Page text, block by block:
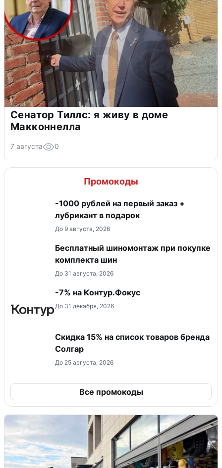
Сенатор Тиллс: я живу в доме
Макконнелла
7 августа 0
Промокоды
-1000 рублей на первый заказ +
лубрикант в подарок
До 9 августа, 2026
Бесплатный шиномонтаж при покупке
комплекта шин
До 31 августа, 2026
-7% на Контур.Фокус
До 31 декабря, 2026
Скидка 15% на список товаров бренда
Солгар
До 25 августа, 2026
Все промокоды